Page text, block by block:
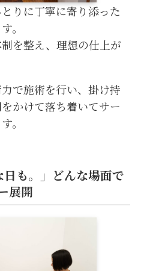
りに丁寧に寄り添った
。
を整え、理想の仕上が
で施術を行い、掛け持
かけて落ち着いてサー
。
日も。」どんな場面で
展開